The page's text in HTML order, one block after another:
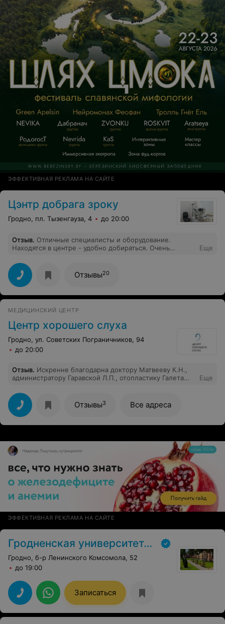
ЭФФЕКТИВНАЯ РЕКЛАМА НА САЙТЕ
Цэнтр добрага зроку
Гродно, пл. Тызенгауза, 4 до 20:00
Отзыв. Отличные специалисты и оборудование.
Находятся в центре - удобно добираться. Очень
Еще
Отзывы20
МЕДИЦИНСКИЙ ЦЕНТР
Центр хорошего слуха
Гродно, ул. Советских Пограничников, 94
до 20:00
Отзыв. Искренне благодарна доктору Матвееву К.Н.,
администратору Гаравской Л.П., отопластику Галета
когда нужно было быстро подобрать слуховой аппарат.
Вы помогли мне не потеряться в жизни и сохранить
стабильное положение на работе. Сердечно
благодарю, успехов Вам!!!
Еще
Отзывы3 Все адреса
ЭФФЕКТИВНАЯ РЕКЛАМА НА САЙТЕ
Гродненская университетская клиника
Гродно, б-р Ленинского Комсомола, 52
до 19:00
Записаться